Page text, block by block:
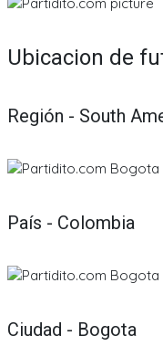
Ubicacion de
Región - South
País - Colombia
Ciudad - Bogota